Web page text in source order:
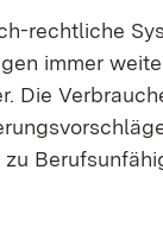
rechtliche
immer
Die